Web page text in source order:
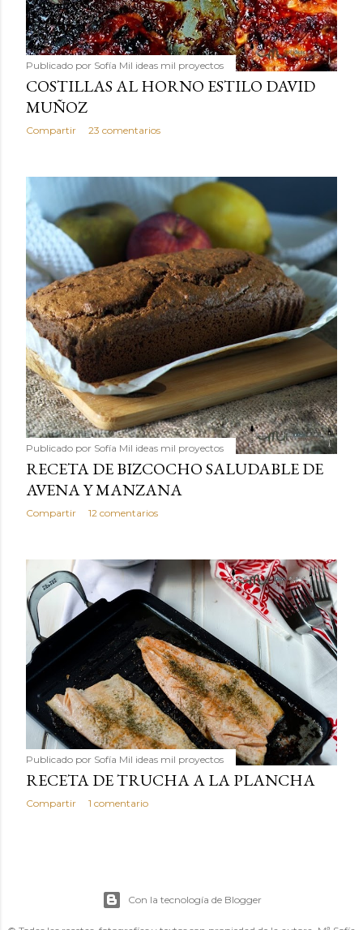
Publicado por Sofía Mil ideas mil proyectos
COSTILLAS AL HORNO ESTILO DAVID
MUÑOZ
Compartir 23 comentarios
Publicado por Sofía Mil ideas mil proyectos
RECETA DE BIZCOCHO SALUDABLE DE
AVENA Y MANZANA
Compartir 12 comentarios
Publicado por Sofía Mil ideas mil proyectos
RECETA DE TRUCHA A LA PLANCHA
Compartir 1 comentario
Con la tecnología de Blogger